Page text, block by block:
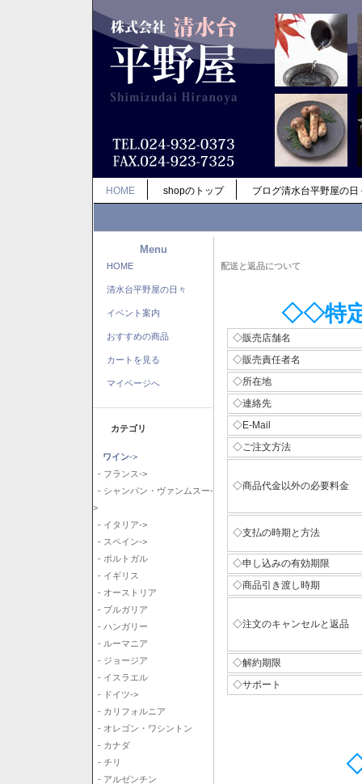
HOME shopのトップ ブログ清水台平野屋の日
Menu
HOME
清水台平野屋の日々
イベント案内
おすすめの商品
カートを見る
マイページへ
カテゴリ
ワイン->
- フランス->
- シャンパン・ヴァンムスー-
>
- イタリア->
- スペイン->
- ポルトガル
- イギリス
- オーストリア
- ブルガリア
- ハンガリー
- ルーマニア
- ジョージア
- イスラエル
- ドイツ->
- カリフォルニア
- オレゴン・ワシントン
- カナダ
- チリ
- アルゼンチン
配送と返品について
◇◇特
◇販売店舗名
◇販売責任者名
◇所在地
◇連絡先
◇E-Mail
◇ご注文方法
◇商品代金以外の必要料金
◇支払の時期と方法
◇申し込みの有効期限
◇商品引き渡し時期
◇注文のキャンセルと返品
◇解約期限
◇サポート